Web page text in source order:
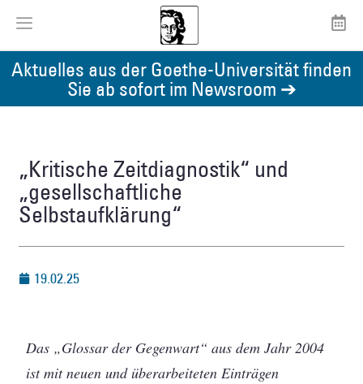
Aktuelles aus der Goethe-Universität finden
Sie ab sofort im Newsroom ➔
„Kritische Zeitdiagnostik“ und
„gesellschaftliche
Selbstaufklärung“
19.02.25
Das „Glossar der Gegenwart“ aus dem Jahr 2004
ist mit neuen und überarbeiteten Einträgen